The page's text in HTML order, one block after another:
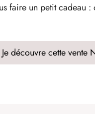
faire un petit cadeau
Je découvre cette vente